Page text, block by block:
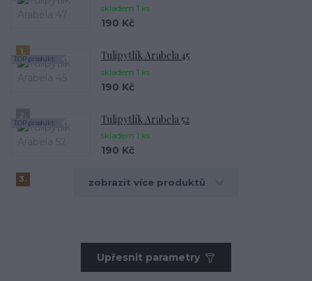
1.
skladem 1 ks
190 Kč
Tulipytlík Arabela 45
skladem 1 ks
TOP produkt
190 Kč
3.
Tulipytlík Arabela 52
skladem 1 ks
TOP produkt
190 Kč
zobrazit více produktů
Upřesnit parametry